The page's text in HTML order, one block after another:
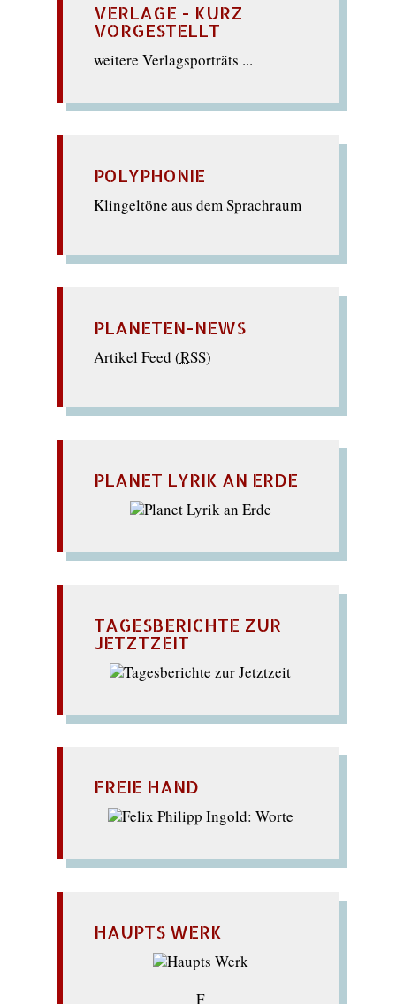
VERLAGE - KURZ
VORGESTELLT
weitere Verlagsporträts ...
POLYPHONIE
Klingeltöne aus dem Sprachraum
PLANETEN-NEWS
Artikel Feed (RSS)
PLANET LYRIK AN ERDE
TAGESBERICHTE ZUR
JETZTZEIT
FREIE HAND
HAUPTS WERK
F